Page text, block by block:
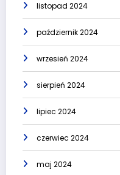
listopad 2024
październik 2024
wrzesień 2024
sierpień 2024
lipiec 2024
czerwiec 2024
maj 2024